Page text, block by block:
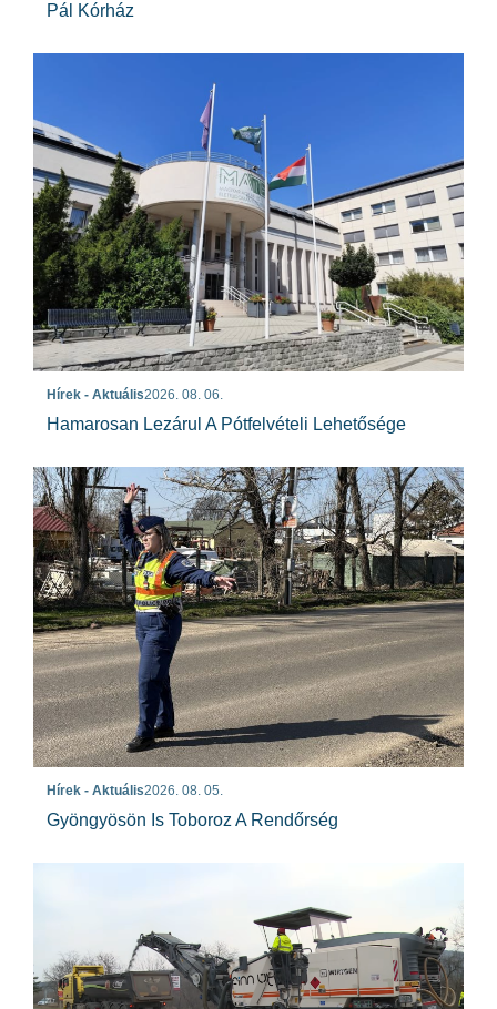
Pál Kórház
Hírek - Aktuális2026. 08. 06.
Hamarosan Lezárul A Pótfelvételi Lehetősége
Hírek - Aktuális2026. 08. 05.
Gyöngyösön Is Toboroz A Rendőrség